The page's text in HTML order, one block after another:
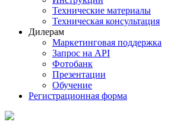
Технические материалы
Техническая консультация
Дилерам
Маркетинговая поддержка
Запрос на API
Фотобанк
Презентации
Обучение
Регистрационная форма